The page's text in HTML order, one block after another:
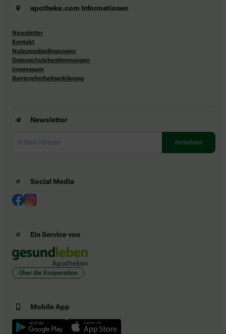
apotheke.com Informationen
Newsletter
Kontakt
Nutzungsbedingungen
Datenschutzbestimmungen
Impressum
Barrierefreiheitserklärung
Newsletter
Social Media
Ein Service von
Über die Kooperation
Mobile App